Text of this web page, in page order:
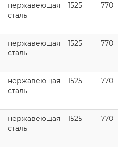
нержавеющая
сталь
1525 770
нержавеющая
сталь
1525 770
нержавеющая
сталь
1525 770
нержавеющая
сталь
1525 770